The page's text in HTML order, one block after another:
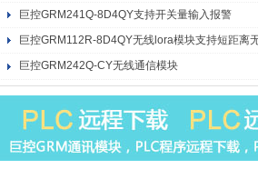
巨控GRM241Q-8D4QY支持开关量输入报警
巨控GRM112R-8D4QY无线lora模块支持短距离
巨控GRM242Q-CY无线通信模块